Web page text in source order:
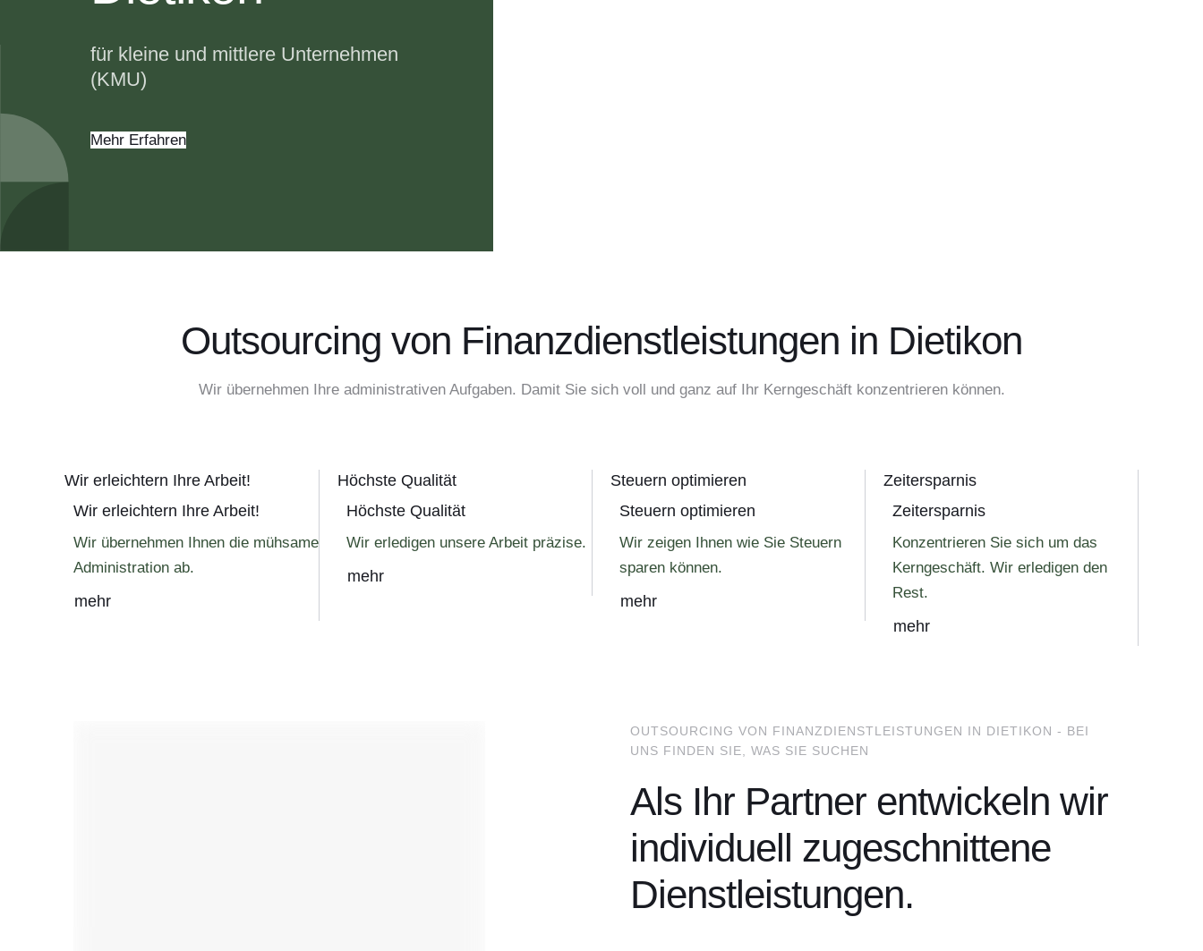
für kleine und mittlere Unternehmen
(KMU)
Mehr Erfahren
Outsourcing von Finanzdienstleistungen in Dietikon
Wir übernehmen Ihre administrativen Aufgaben. Damit Sie sich voll und ganz auf Ihr Kerngeschäft konzentrieren können.
Wir erleichtern Ihre Arbeit!
Wir erleichtern Ihre Arbeit!
Wir übernehmen Ihnen die mühsame
Administration ab.
mehr
Höchste Qualität
Höchste Qualität
Wir erledigen unsere Arbeit präzise.
mehr
Steuern optimieren
Steuern optimieren
Wir zeigen Ihnen wie Sie Steuern
sparen können.
mehr
Zeitersparnis
Zeitersparnis
Konzentrieren Sie sich um das
Kerngeschäft. Wir erledigen den
Rest.
mehr
OUTSOURCING VON FINANZDIENSTLEISTUNGEN IN DIETIKON - BEI
UNS FINDEN SIE, WAS SIE SUCHEN
Als Ihr Partner entwickeln wir
individuell zugeschnittene
Dienstleistungen.